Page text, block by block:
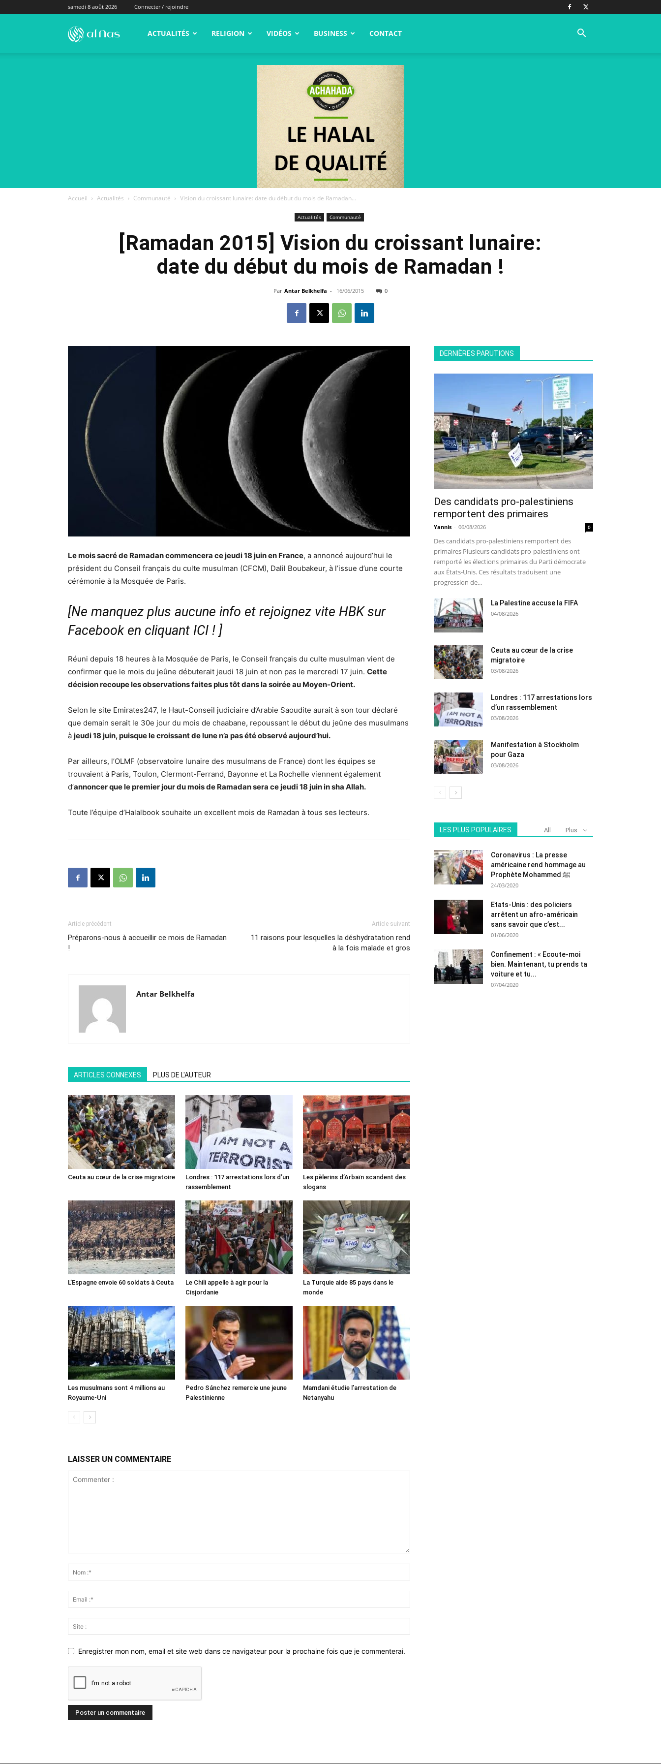
samedi 8 août 2026 Connecter / rejoindre
alNas.fr ACTUALITÉS RELIGION VIDÉOS BUSINESS CONTACT
Accueil Actualités Communauté Vision du croissant lunaire: date du début du mois de Ramadan...
Actualités Communauté
[Ramadan 2015] Vision du croissant lunaire:
date du début du mois de Ramadan !
Par Antar Belkhelfa - 16/06/2015 0
Le mois sacré de Ramadan commencera ce jeudi 18 juin en France, a annoncé aujourd’hui le
président du Conseil français du culte musulman (CFCM), Dalil Boubakeur, à l’issue d’une courte
cérémonie à la Mosquée de Paris.
[Ne manquez plus aucune info et rejoignez vite HBK sur
Facebook en cliquant ICI ! ]
Réuni depuis 18 heures à la Mosquée de Paris, le Conseil français du culte musulman vient de
confirmer que le mois du jeûne débuterait jeudi 18 juin et non pas le mercredi 17 juin. Cette
décision recoupe les observations faites plus tôt dans la soirée au Moyen-Orient.
Selon le site Emirates247, le Haut-Conseil judiciaire d’Arabie Saoudite aurait à son tour déclaré
que demain serait le 30e jour du mois de chaabane, repoussant le début du jeûne des musulmans
à jeudi 18 juin, puisque le croissant de lune n’a pas été observé aujourd’hui.
Par ailleurs, l’OLMF (observatoire lunaire des musulmans de France) dont les équipes se
trouvaient à Paris, Toulon, Clermont-Ferrand, Bayonne et La Rochelle viennent également
d’annoncer que le premier jour du mois de Ramadan sera ce jeudi 18 juin in sha Allah.
Toute l’équipe d’Halalbook souhaite un excellent mois de Ramadan à tous ses lecteurs.
Article précédent
Préparons-nous à accueillir ce mois de Ramadan
!
Article suivant
11 raisons pour lesquelles la déshydratation rend
à la fois malade et gros
Antar Belkhelfa
ARTICLES CONNEXES PLUS DE L'AUTEUR
Ceuta au cœur de la crise migratoire
Londres : 117 arrestations lors d’un
rassemblement
Les pèlerins d’Arbaïn scandent des
slogans
L’Espagne envoie 60 soldats à Ceuta
Le Chili appelle à agir pour la
Cisjordanie
La Turquie aide 85 pays dans le
monde
Les musulmans sont 4 millions au
Royaume-Uni
Pedro Sánchez remercie une jeune
Palestinienne
Mamdani étudie l’arrestation de
Netanyahu
LAISSER UN COMMENTAIRE
Enregistrer mon nom, email et site web dans ce navigateur pour la prochaine fois que je commenterai.
DERNIÈRES PARUTIONS
Des candidats pro-palestiniens
remportent des primaires
Yannis - 06/08/2026 0
Des candidats pro-palestiniens remportent des
primaires Plusieurs candidats pro-palestiniens ont
remporté les élections primaires du Parti démocrate
aux États-Unis. Ces résultats traduisent une
progression de...
La Palestine accuse la FIFA
04/08/2026
Ceuta au cœur de la crise
migratoire
03/08/2026
Londres : 117 arrestations lors
d’un rassemblement
03/08/2026
Manifestation à Stockholm
pour Gaza
03/08/2026
LES PLUS POPULAIRES All Plus
Coronavirus : La presse
américaine rend hommage au
Prophète Mohammed ﷺ
24/03/2020
Etats-Unis : des policiers
arrêtent un afro-américain
sans savoir que c’est...
01/06/2020
Confinement : « Ecoute-moi
bien. Maintenant, tu prends ta
voiture et tu...
07/04/2020